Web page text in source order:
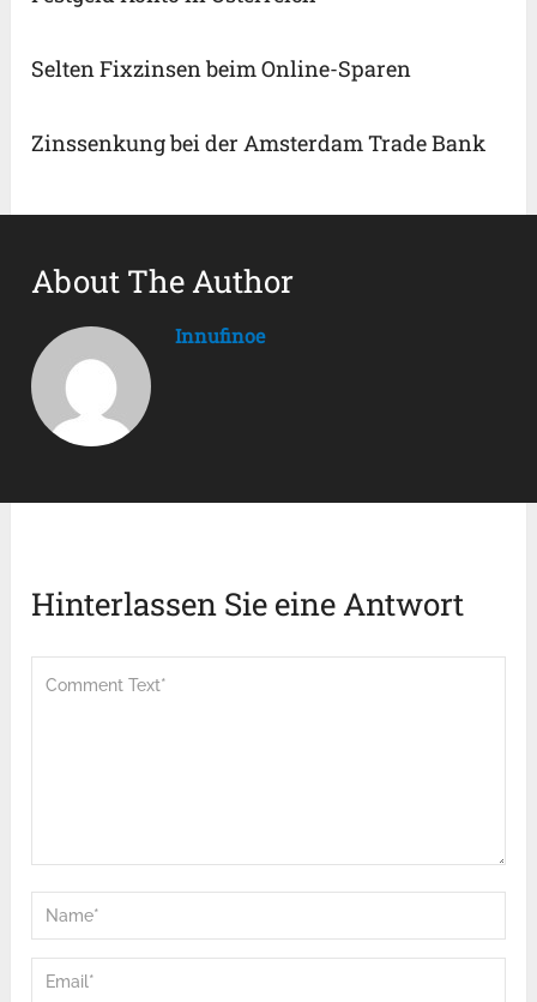
Selten Fixzinsen beim Online-Sparen
Zinssenkung bei der Amsterdam Trade Bank
About The Author
Innufinoe
Hinterlassen Sie eine Antwort